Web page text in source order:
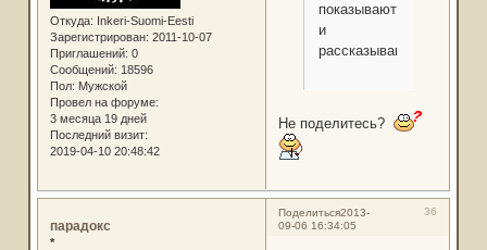
Откуда: Inkeri-Suomi-Eesti
Зарегистрирован: 2011-10-07
Приглашений: 0
Сообщений: 18596
Пол: Мужской
Провел на форуме:
3 месяца 19 дней
Последний визит:
2019-04-10 20:48:42
показывают
и
рассказывают
Не поделитесь?
Поделиться 36
2013-
09-06 16:34:05
парадокс
*